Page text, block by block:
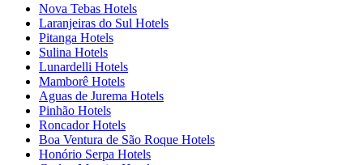
Nova Tebas Hotels
Laranjeiras do Sul Hotels
Pitanga Hotels
Sulina Hotels
Lunardelli Hotels
Mamborê Hotels
Aguas de Jurema Hotels
Pinhão Hotels
Roncador Hotels
Boa Ventura de São Roque Hotels
Honório Serpa Hotels